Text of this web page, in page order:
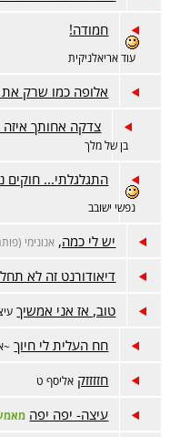
חמודה!
עוד אריאלניקית
אלופה כמו שרק את
צדקה אחותך
בן של מלך
התגלגלתי... חוקים
נפשי ישובב
יש לי כמה, אנונימי
דיאודורנט זה לא
טוב, אז אני אמשיך
חח העלית לי חיוך
חזזזזק אליסף ט
עיצה- יפה יפה